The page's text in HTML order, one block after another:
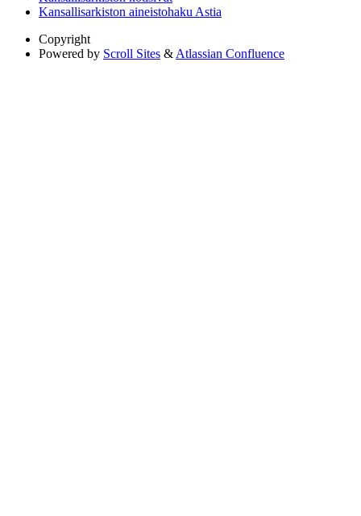
Kansallisarkiston aineistohaku Astia
Copyright
Powered by Scroll Sites & Atlassian Confluence